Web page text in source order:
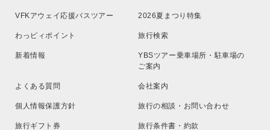
VFKアウェイ応援バスツアー 2026夏まつり特集
わっピィポイント 旅行検索
新着情報
YBSツアー乗車場所・駐車場の
ご案内
よくある質問 会社案内
個人情報保護方針 旅行の相談・お問い合わせ
旅行ギフト券 旅行条件書・約款